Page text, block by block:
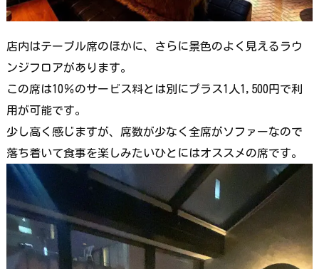
店内はテーブル席のほかに、さらに景色のよく見えるラウ
ンジフロアがあります。
この席は10％のサービス料とは別にプラス1人1,500円で利
用が可能です。
少し高く感じますが、席数が少なく全席がソファーなので
落ち着いて食事を楽しみたいひとにはオススメの席です。